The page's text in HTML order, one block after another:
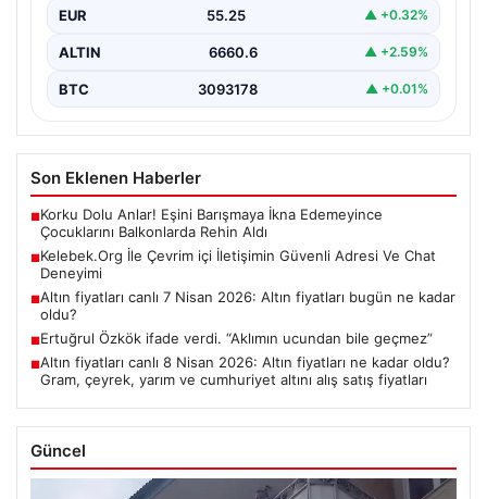
EUR 55.25 ▲ +0.32%
ALTIN 6660.6 ▲ +2.59%
BTC 3093178 ▲ +0.01%
Son Eklenen Haberler
■Korku Dolu Anlar! Eşini Barışmaya İkna Edemeyince
Çocuklarını Balkonlarda Rehin Aldı
■Kelebek.Org İle Çevrim içi İletişimin Güvenli Adresi Ve Chat
Deneyimi
■Altın fiyatları canlı 7 Nisan 2026: Altın fiyatları bugün ne kadar
oldu?
■Ertuğrul Özkök ifade verdi. “Aklımın ucundan bile geçmez”
■Altın fiyatları canlı 8 Nisan 2026: Altın fiyatları ne kadar oldu?
Gram, çeyrek, yarım ve cumhuriyet altını alış satış fiyatları
Güncel